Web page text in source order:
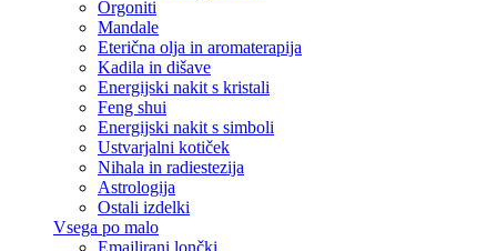
Orgoniti
Mandale
Eterična olja in aromaterapija
Kadila in dišave
Energijski nakit s kristali
Feng shui
Energijski nakit s simboli
Ustvarjalni kotiček
Nihala in radiestezija
Astrologija
Ostali izdelki
Vsega po malo